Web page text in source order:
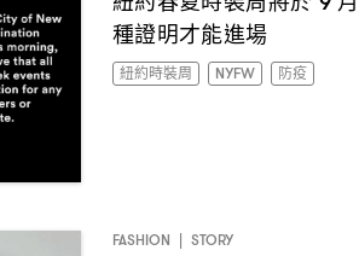
種證明才能進場
紐約時裝周 NYFW 防疫
FASHION | STORY